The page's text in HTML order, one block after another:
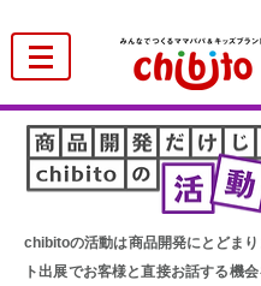
chibitoの活動は商品開発にとどま
ト出展でお客様と直接お話する機会